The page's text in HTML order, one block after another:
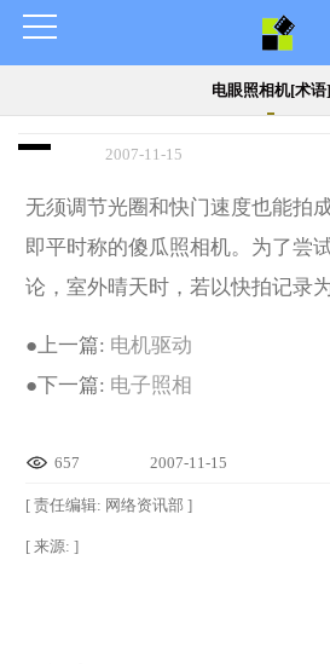
电眼照相机[术语]
2007-11-15
无须调节光圈和快门速度也能拍
即平时称的傻瓜照相机。为了尝
论，室外晴天时，若以快拍记录
●上一篇: 电机驱动
●下一篇: 电子照相
657 2007-11-15
[ 责任编辑: 网络资讯部 ]
[ 来源: ]